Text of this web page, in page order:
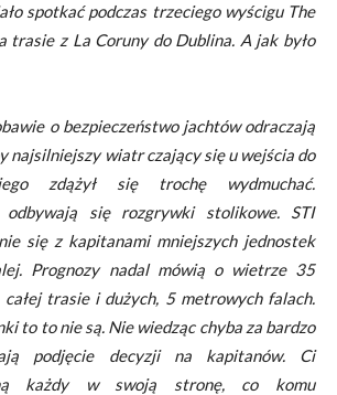
spotkać podczas trzeciego wyścigu The
trasie z La Coruny do Dublina. A jak było
o bezpieczeństwo jachtów odraczają
najsilniejszy wiatr czający się u wejścia do
zdążył się trochę wydmuchać.
odbywają się rozgrywki stolikowe. STI
się z kapitanami mniejszych jednostek
Prognozy nadal mówią o wietrze 35
całej trasie i dużych, 5 metrowych falach.
to to nie są. Nie wiedząc chyba za bardzo
podjęcie decyzji na kapitanów. Ci
każdy w swoją stronę, co komu